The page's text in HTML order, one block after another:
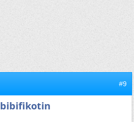
#9
bibifikotin